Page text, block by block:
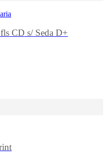
CD s/ Seda D+